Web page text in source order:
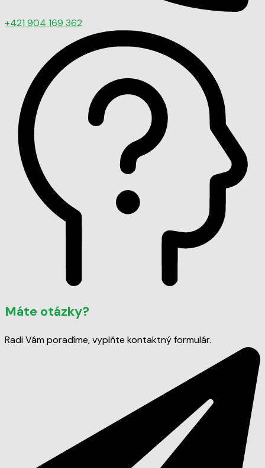
+421 904 169 362
Máte otázky?
Radi Vám poradíme, vyplňte kontaktný formulár.